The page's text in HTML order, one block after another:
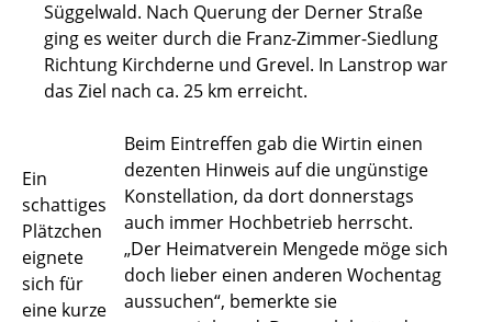
Süggelwald. Nach Querung der Derner Straße
ging es weiter durch die Franz-Zimmer-Siedlung
Richtung Kirchderne und Grevel. In Lanstrop war
das Ziel nach ca. 25 km erreicht.
Ein
schattiges
Plätzchen
eignete
sich für
eine kurze
Beim Eintreffen gab die Wirtin einen
dezenten Hinweis auf die ungünstige
Konstellation, da dort donnerstags
auch immer Hochbetrieb herrscht.
„Der Heimatverein Mengede möge sich
doch lieber einen anderen Wochentag
aussuchen“, bemerkte sie